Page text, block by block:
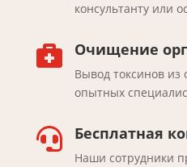
консультанту или
 Очищение
Вывод токсинов
опытных
 Бесплатная
Наши сотрудники